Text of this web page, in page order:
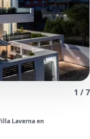
1 /7
Laverna en